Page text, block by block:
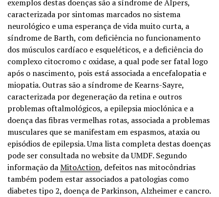
exemplos destas doenças são a síndrome de Alpers,
caracterizada por sintomas marcados no sistema
neurológico e uma esperança de vida muito curta, a
síndrome de Barth, com deficiência no funcionamento
dos músculos cardíaco e esqueléticos, e a deficiência do
complexo citocromo c oxidase, a qual pode ser fatal logo
após o nascimento, pois está associada a encefalopatia e
miopatia. Outras são a síndrome de Kearns-Sayre,
caracterizada por degeneração da retina e outros
problemas oftalmológicos, a epilepsia mioclónica e a
doença das fibras vermelhas rotas, associada a problemas
musculares que se manifestam em espasmos, ataxia ou
episódios de epilepsia. Uma lista completa destas doenças
pode ser consultada no website da UMDF. Segundo
informação daMitoAction, defeitos nas mitocôndrias
também podem estar associados a patologias como
diabetes tipo 2, doença de Parkinson, Alzheimer e cancro.